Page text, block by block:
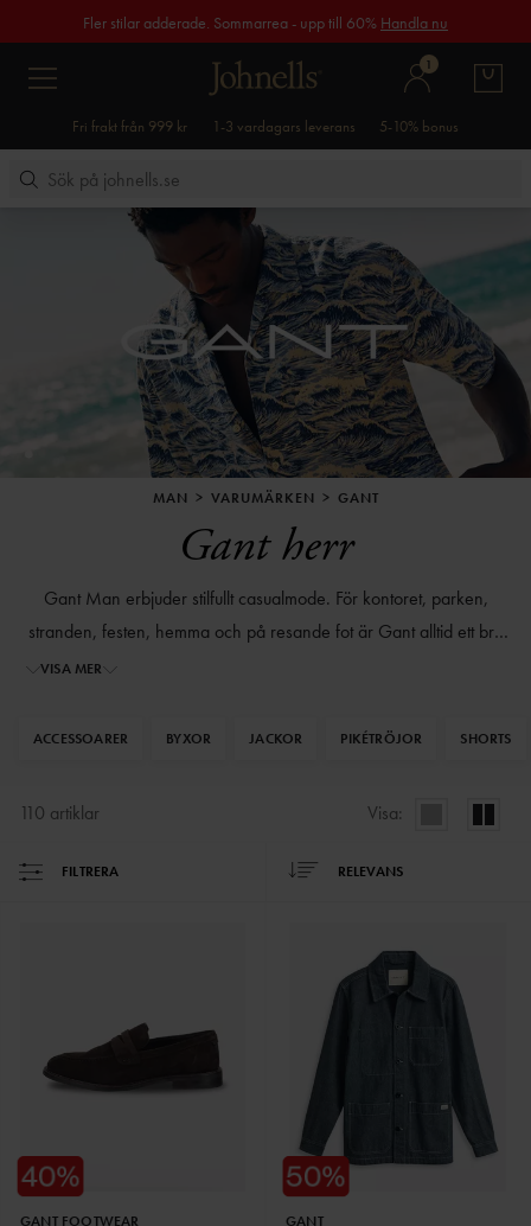
Fler stilar adderade. Sommarrea - upp till 60% Handla nu
1
Fri frakt från 999 kr 1-3 vardagars leverans 5-10% bonus
MAN VARUMÄRKEN GANT
Gant herr
Gant Man erbjuder stilfullt casualmode. För kontoret, parken,
stranden, festen, hemma och på resande fot är Gant alltid ett bra
val. Skräddade jackor och skinande skor samsas med bekväma
en hel garderob. Krispiga färger och gedigen tillverkning skapar
grunden för märket vid starten 1949 och de fortsätter hitta nya sätt
att designa dem än idag.
VISA MER
ACCESSOARER BYXOR JACKOR PIKÉTRÖJOR SHORTS
110 artiklar Visa:
FILTRERA RELEVANS
GANT FOOTWEAR GANT